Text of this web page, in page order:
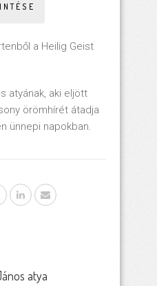
a Heilig Geist
atyának, aki eljött
örömhírét átadja
ünnepi napokban.
atya